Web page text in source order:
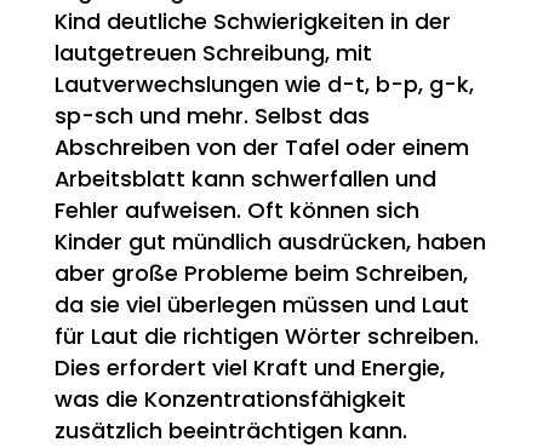
Kind deutliche Schwierigkeiten in der
lautgetreuen Schreibung, mit
Lautverwechslungen wie d-t, b-p, g-k,
sp-sch und mehr. Selbst das
Abschreiben von der Tafel oder einem
Arbeitsblatt kann schwerfallen und
Fehler aufweisen. Oft können sich
Kinder gut mündlich ausdrücken, haben
aber große Probleme beim Schreiben,
da sie viel überlegen müssen und Laut
für Laut die richtigen Wörter schreiben.
Dies erfordert viel Kraft und Energie,
was die Konzentrationsfähigkeit
zusätzlich beeinträchtigen kann.